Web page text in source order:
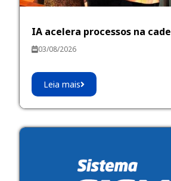
IA acelera processos na
03/08/2026
Leia mais